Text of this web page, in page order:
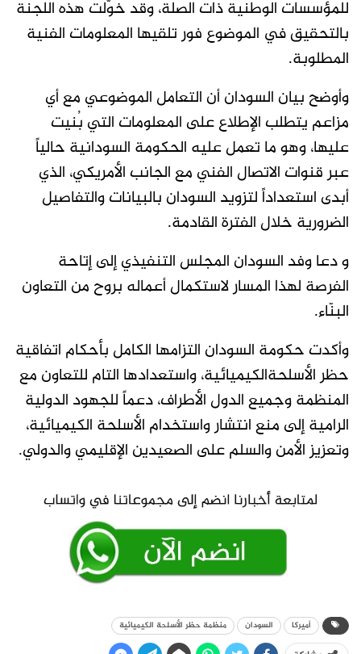
للمؤسسات الوطنية ذات الصلة، وقد خُوّلت هذه اللجنة
بالتحقيق في الموضوع فور تلقيها المعلومات الفنية
المطلوبة.
وأوضح بيان السودان أن التعامل الموضوعي مع أي
مزاعم يتطلب الإطلاع على المعلومات التي بُنيت
عليها، وهو ما تعمل عليه الحكومة السودانية حالياً
عبر قنوات الاتصال الفني مع الجانب الأمريكي، الذي
أبدى استعداداً لتزويد السودان بالبيانات والتفاصيل
الضرورية خلال الفترة القادمة.
و دعا وفد السودان المجلس التنفيذي إلى إتاحة
الفرصة لهذا المسار لاستكمال أعماله بروح من التعاون
البنّاء.
وأكدت حكومة السودان التزامها الكامل بأحكام اتفاقية
حظر الأسلحةالكيميائية، واستعدادها التام للتعاون مع
المنظمة وجميع الدول الأطراف، دعماً للجهود الدولية
الرامية إلى منع انتشار واستخدام الأسلحة الكيميائية،
وتعزيز الأمن والسلم على الصعيدين الإقليمي والدولي.
أميركا السودان منظمة حظر الأسلحة الكيميائية